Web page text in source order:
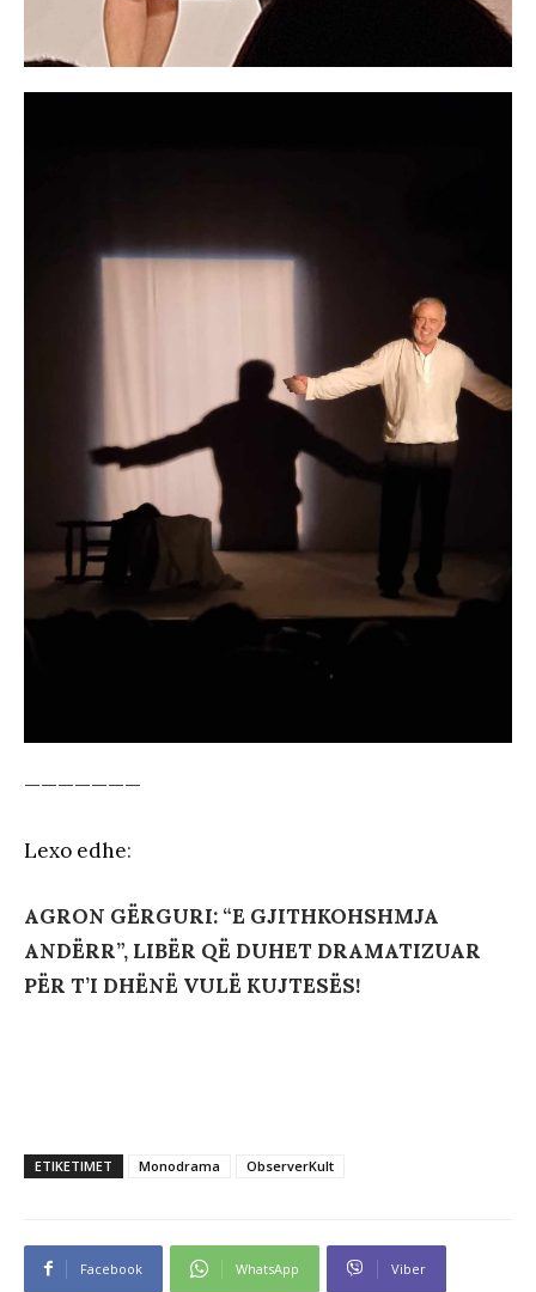
———————
Lexo edhe:
AGRON GËRGURI: “E GJITHKOHSHMJA
ANDËRR”, LIBËR QË DUHET DRAMATIZUAR
PËR T’I DHËNË VULË KUJTESËS!
ETIKETIMET Monodrama ObserverKult
Facebook WhatsApp Viber